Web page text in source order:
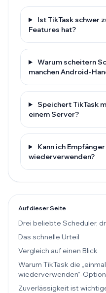
Ist TikTask schwer
Features hat?
Warum scheitern
manchen Android-
Speichert TikTask
einem Server?
Kann ich
wiederverwenden?
Auf dieser Seite
Drei beliebte Scheduler,
Das schnelle Urteil
Vergleich auf einen Blick
Warum TikTask die
wiederverwenden“-
Zuverlässigkeit ist